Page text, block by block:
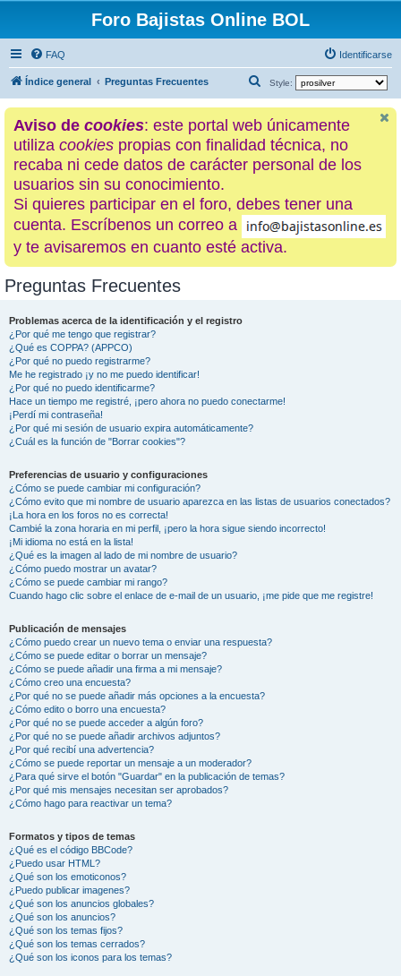
Foro Bajistas Online BOL
FAQ Identificarse
Índice general Preguntas Frecuentes Style:
u
c
a
Aviso de cookies: este portal web únicamente
utiliza cookies propias con finalidad técnica, no
recaba ni cede datos de carácter personal de los
usuarios sin su conocimiento.
Si quieres participar en el foro, debes tener una
cuenta. Escríbenos un correo a
y te avisaremos en cuanto esté activa.
Preguntas Frecuentes
Problemas acerca de la identificación y el registro
¿Por qué me tengo que registrar?
¿Qué es COPPA? (APPCO)
¿Por qué no puedo registrarme?
Me he registrado ¡y no me puedo identificar!
¿Por qué no puedo identificarme?
Hace un tiempo me registré, ¡pero ahora no puedo conectarme!
¡Perdí mi contraseña!
¿Por qué mi sesión de usuario expira automáticamente?
¿Cuál es la función de "Borrar cookies"?
Preferencias de usuario y configuraciones
¿Cómo se puede cambiar mi configuración?
¿Cómo evito que mi nombre de usuario aparezca en las listas de usuarios conectados?
¡La hora en los foros no es correcta!
Cambié la zona horaria en mi perfil, ¡pero la hora sigue siendo incorrecto!
¡Mi idioma no está en la lista!
¿Qué es la imagen al lado de mi nombre de usuario?
¿Cómo puedo mostrar un avatar?
¿Cómo se puede cambiar mi rango?
Cuando hago clic sobre el enlace de e-mail de un usuario, ¡me pide que me registre!
Publicación de mensajes
¿Cómo puedo crear un nuevo tema o enviar una respuesta?
¿Cómo se puede editar o borrar un mensaje?
¿Cómo se puede añadir una firma a mi mensaje?
¿Cómo creo una encuesta?
¿Por qué no se puede añadir más opciones a la encuesta?
¿Cómo edito o borro una encuesta?
¿Por qué no se puede acceder a algún foro?
¿Por qué no se puede añadir archivos adjuntos?
¿Por qué recibí una advertencia?
¿Cómo se puede reportar un mensaje a un moderador?
¿Para qué sirve el botón "Guardar" en la publicación de temas?
¿Por qué mis mensajes necesitan ser aprobados?
¿Cómo hago para reactivar un tema?
Formatos y tipos de temas
¿Qué es el código BBCode?
¿Puedo usar HTML?
¿Qué son los emoticonos?
¿Puedo publicar imagenes?
¿Qué son los anuncios globales?
¿Qué son los anuncios?
¿Qué son los temas fijos?
¿Qué son los temas cerrados?
¿Qué son los iconos para los temas?